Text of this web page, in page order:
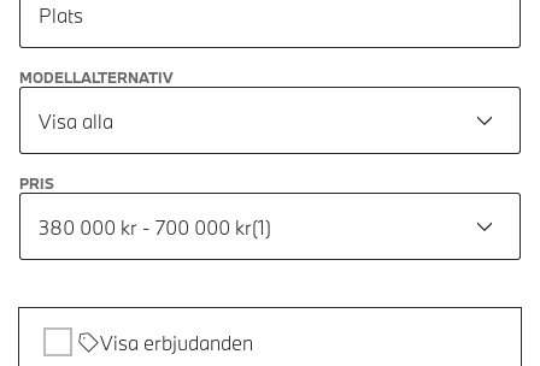
Plats
MODELLALTERNATIV
Visa alla
PRIS
380 000 kr - 700 000 kr(1)
Visa erbjudanden